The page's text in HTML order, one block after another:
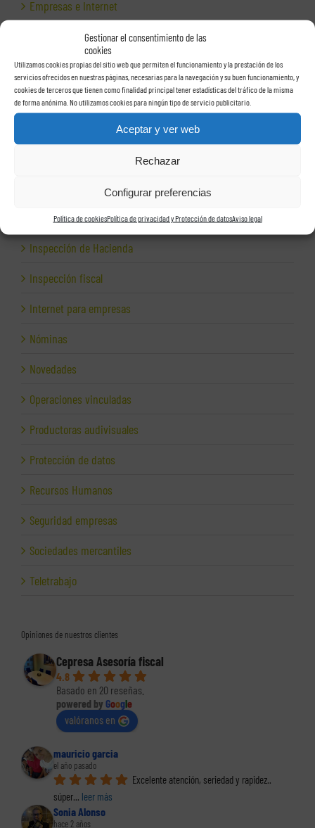
Gestionar el consentimiento de las
cookies
Utilizamos cookies propias del sitio web que permiten el funcionamiento y la prestación de los
servicios ofrecidos en nuestras páginas, necesarias para la navegación y su buen funcionamiento, y
cookies de terceros que tienen como finalidad principal tener estadísticas del tráfico de la misma
de forma anónima. No utilizamos cookies para ningún tipo de servicio publicitario.
Aceptar y ver web
Rechazar
Configurar preferencias
Política de cookiesPolítica de privacidad y Protección de datosAviso legal
Empresas e Internet
Facturas
Grupos de sociedades
Herramientas para empresas
Impagos
Inspección de Hacienda
Inspección fiscal
Internet para empresas
Nóminas
Novedades
Operaciones vinculadas
Productoras audivisuales
Protección de datos
Recursos Humanos
Seguridad empresas
Sociedades mercantiles
Teletrabajo
Opiniones de nuestros clientes
Cepresa Asesoría fiscal
4.8
Basado en 20 reseñas.
powered by Google
valóranos en
mauricio garcia
el año pasado
Excelente atención, seriedad y rapidez..
súper... leer más
Sonia Alonso
hace 2 años